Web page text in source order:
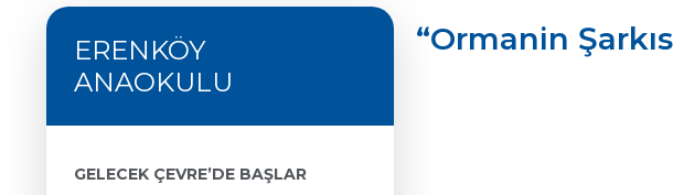
ERENKÖY
ANAOKULU
GELECEK ÇEVRE’DE BAŞLAR
“Ormanin